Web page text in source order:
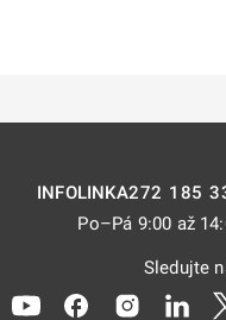
INFOLINKA272 185
Po–Pá 9:00 až
Sledujte
Odkaz se otevře na
Odkaz seOdkaz